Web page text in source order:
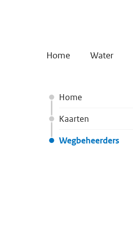
Home Water
Home
Kaarten
Wegbeheerders